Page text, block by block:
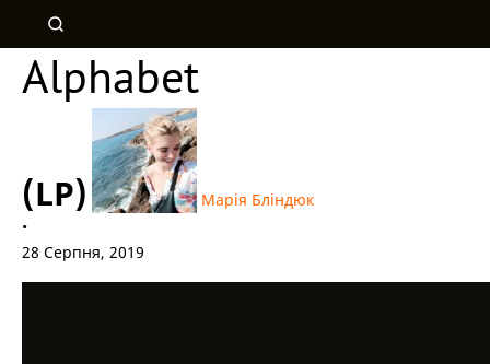
Alphabet
(LP)
Марія Бліндюк
•
28 Серпня, 2019